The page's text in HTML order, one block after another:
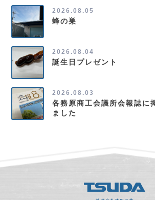
2026.08.05
蜂の巣
2026.08.04
誕生日プレゼント
2026.08.03
各務原商工会議所会報誌に
ました